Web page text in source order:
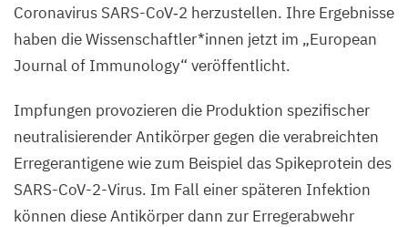
Coronavirus SARS-CoV‑2 herzustellen. Ihre Ergebnisse
haben die Wissenschaftler*innen jetzt im „European
Journal of Immunology“ veröffentlicht.
Impfungen provozieren die Produktion spezifischer
neutralisierender Antikörper gegen die verabreichten
Erregerantigene wie zum Beispiel das Spikeprotein des
SARS-CoV-2-Virus. Im Fall einer späteren Infektion
können diese Antikörper dann zur Erregerabwehr